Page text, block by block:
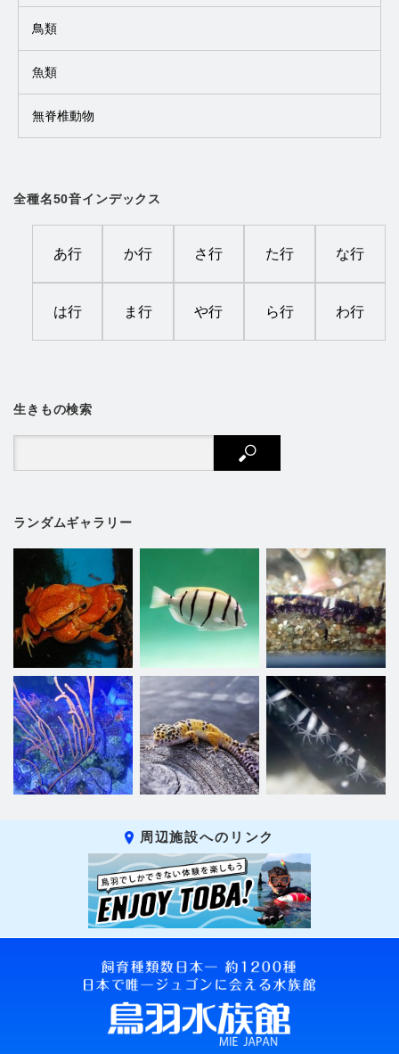
鳥類
魚類
無脊椎動物
全種名50音インデックス
あ行 か行 さ行 た行 な行
は行 ま行 や行 ら行 わ行
生きもの検索
ランダムギャラリー
周辺施設へのリンク